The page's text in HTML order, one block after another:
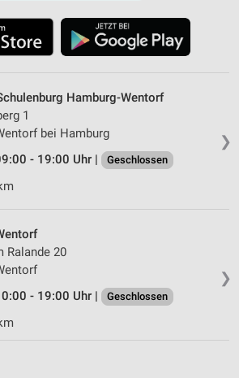
❯
Hamburg-Wentorf
1
bei Hamburg
- 19:00 Uhr |
Geschlossen
❯
Ralande 20
- 19:00 Uhr |
Geschlossen